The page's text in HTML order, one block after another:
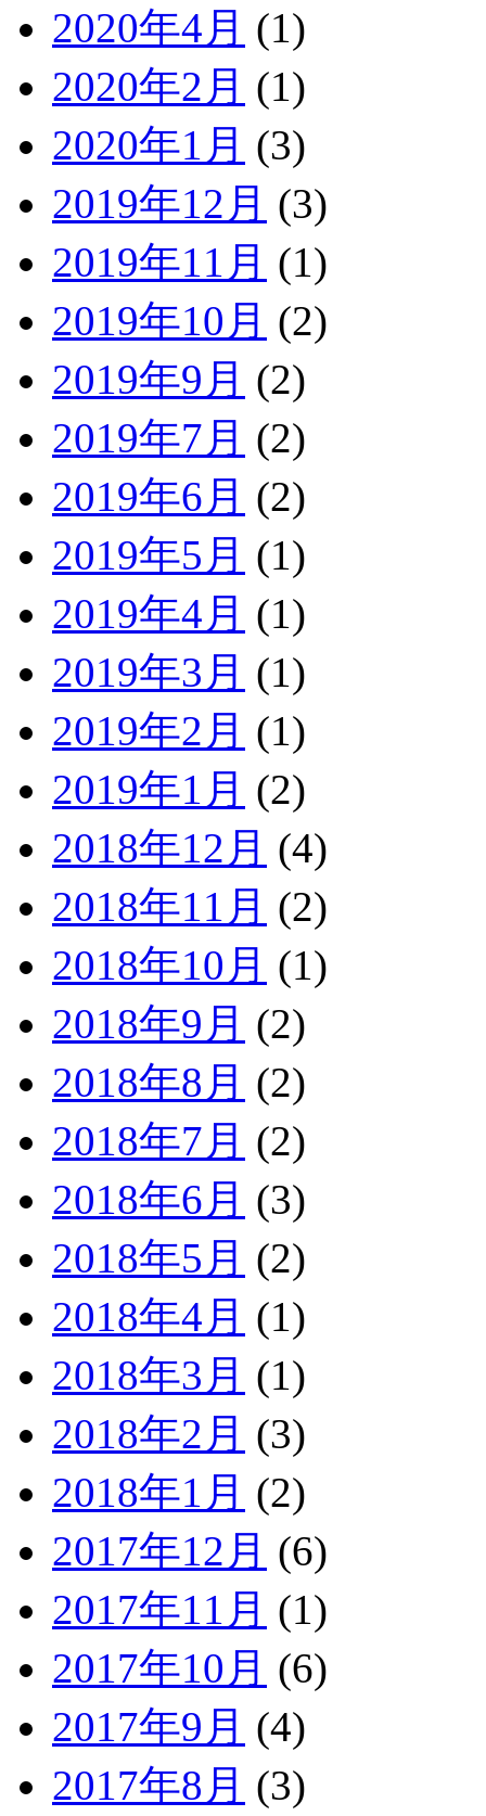
2020年4月 (1)
2020年2月 (1)
2020年1月 (3)
2019年12月 (3)
2019年11月 (1)
2019年10月 (2)
2019年9月 (2)
2019年7月 (2)
2019年6月 (2)
2019年5月 (1)
2019年4月 (1)
2019年3月 (1)
2019年2月 (1)
2019年1月 (2)
2018年12月 (4)
2018年11月 (2)
2018年10月 (1)
2018年9月 (2)
2018年8月 (2)
2018年7月 (2)
2018年6月 (3)
2018年5月 (2)
2018年4月 (1)
2018年3月 (1)
2018年2月 (3)
2018年1月 (2)
2017年12月 (6)
2017年11月 (1)
2017年10月 (6)
2017年9月 (4)
2017年8月 (3)